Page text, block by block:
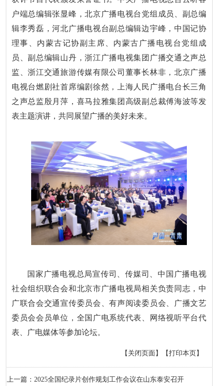
户端总编辑张显峰，北京广播电视台党组成员、副总编
辑李秀磊，河北广播电视台副总编辑边宇峰，中国记协
理事、内蒙古记协副主席、内蒙古广播电视台党组成
员、副总编辑山丹，浙江广播电视集团广播交通之声总
监、浙江交通旅游传媒有限公司董事长林非，北京广播
电视台燃剧社首席编剧徐然，上海人民广播电台长三角
之声总监殷月萍，喜马拉雅集团高级副总裁傅海波等发
表主题演讲，共同展望广播的美好未来。
国家广播电视总局宣传司、传媒司、中国广播电视
社会组织联合会和北京市广播电视局相关负责同志，中
广联合会交通宣传委员会、有声阅读委员会、广播文艺
委员会会员单位，全国广电系统代表、网络视听平台代
表、广电媒体等参加论坛。
【打印本页】
【关闭页面】
上一篇：2025全国纪录片创作规划工作会议在山东泰安召开